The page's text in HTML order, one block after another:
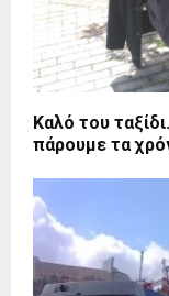
Καλό του
πάρουμε τα